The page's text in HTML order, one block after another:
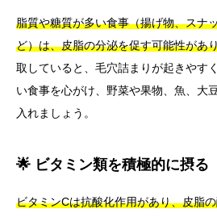
脂質や糖質が多い食事（揚げ物、スナ
ど）は、皮脂の分泌を促す可能性があ
取していると、毛穴詰まりが起きやす
い食事を心がけ、野菜や果物、魚、大
入れましょう。
🌟 ビタミン類を積極的に摂る
ビタミンCは抗酸化作用があり、皮脂